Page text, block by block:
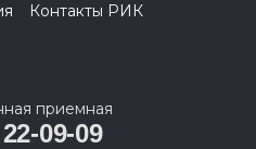
Контакты РИК
приемная
09-09